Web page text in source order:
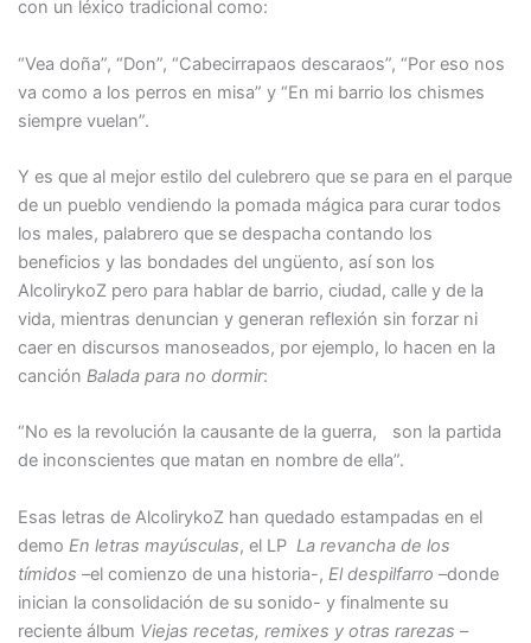
con un léxico tradicional como:
“Vea doña”, “Don”, “Cabecirrapaos descaraos”, “Por eso nos
va como a los perros en misa” y “En mi barrio los chismes
siempre vuelan”.
Y es que al mejor estilo del culebrero que se para en el parque
de un pueblo vendiendo la pomada mágica para curar todos
los males, palabrero que se despacha contando los
beneficios y las bondades del ungüento, así son los
AlcolirykoZ pero para hablar de barrio, ciudad, calle y de la
vida, mientras denuncian y generan reflexión sin forzar ni
caer en discursos manoseados, por ejemplo, lo hacen en la
canción Balada para no dormir:
“No es la revolución la causante de la guerra, son la partida
de inconscientes que matan en nombre de ella”.
Esas letras de AlcolirykoZ han quedado estampadas en el
demo En letras mayúsculas, el LP La revancha de los
tímidos –el comienzo de una historia-, El despilfarro –donde
inician la consolidación de su sonido- y finalmente su
reciente álbum Viejas recetas, remixes y otras rarezas –